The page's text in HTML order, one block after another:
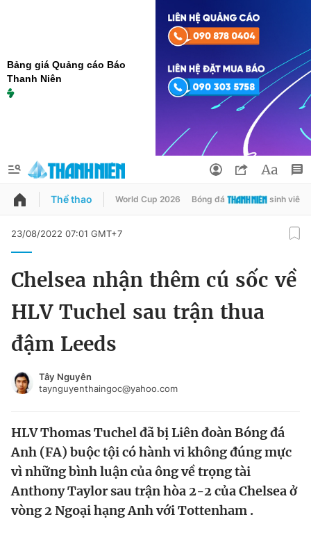
Bảng giá Quảng cáo Báo
Thanh Niên
QUẢNG CÁO ĐẶT BÁO
Chào ngày mới
Video Magazine
Sản phẩm khác
Đổi mật khẩu
Tin đã lưu
Tin đã xem
Đăng xuất
Thể thao World Cup 2026 Bóng đá sinh viên
23/08/2022 07:01 GMT+7
Chelsea nhận thêm cú sốc về
HLV Tuchel sau trận thua
đậm Leeds
Tây Nguyên
taynguyenthaingoc@yahoo.com
HLV Thomas Tuchel đã bị Liên đoàn Bóng đá
Anh (FA) buộc tội có hành vi không đúng mực
vì những bình luận của ông về trọng tài
Anthony Taylor sau trận hòa 2-2 của Chelsea ở
vòng 2 Ngoại hạng Anh với Tottenham .